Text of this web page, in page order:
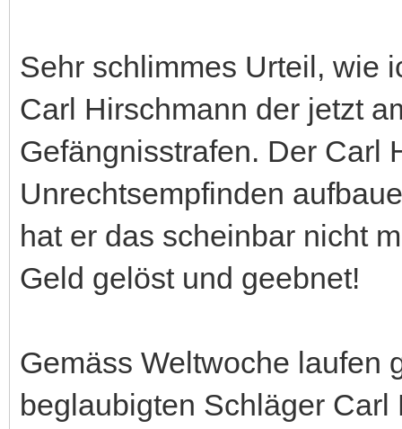
Sehr schlimmes Urteil, wie
Carl Hirschmann der jetzt
Gefängnisstrafen. Der Carl
Unrechtsempfinden
hat er das scheinbar nicht
Geld gelöst und geebnet!
Gemäss Weltwoche laufen
beglaubigten Schläger